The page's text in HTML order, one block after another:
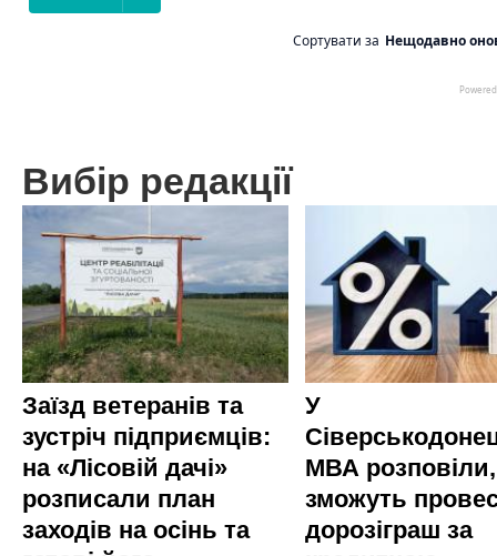
Вибір редакції
Заїзд ветеранів та
зустріч підприємців:
на «Лісовій дачі»
розписали план
заходів на осінь та
У
МВА
зможуть
дорозіграш за